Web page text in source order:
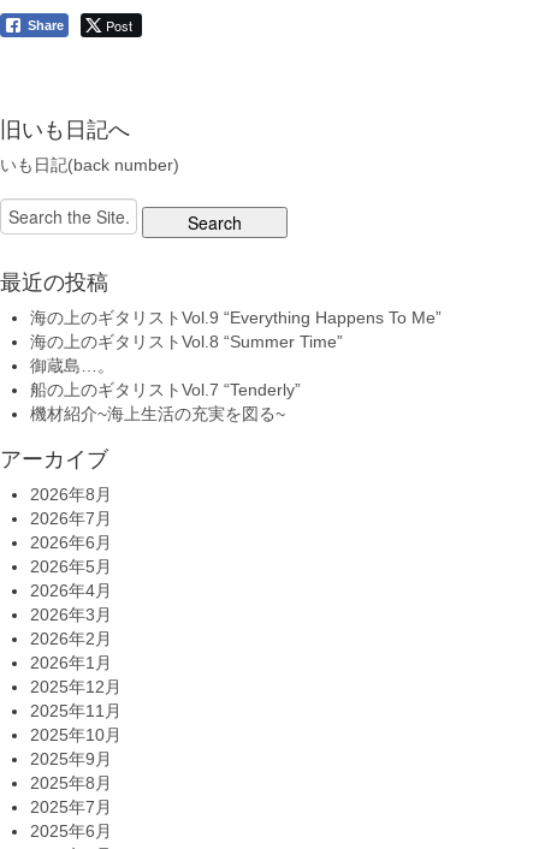
Share Post
旧いも日記へ
いも日記(back number)
Search
for:
最近の投稿
海の上のギタリストVol.9 “Everything Happens To Me”
海の上のギタリストVol.8 “Summer Time”
御蔵島…。
船の上のギタリストVol.7 “Tenderly”
機材紹介~海上生活の充実を図る~
アーカイブ
2026年8月
2026年7月
2026年6月
2026年5月
2026年4月
2026年3月
2026年2月
2026年1月
2025年12月
2025年11月
2025年10月
2025年9月
2025年8月
2025年7月
2025年6月